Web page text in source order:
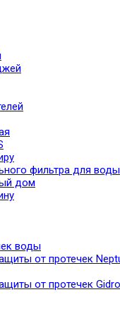
фильтра для воды
дом
воды
от протечек
от протечек